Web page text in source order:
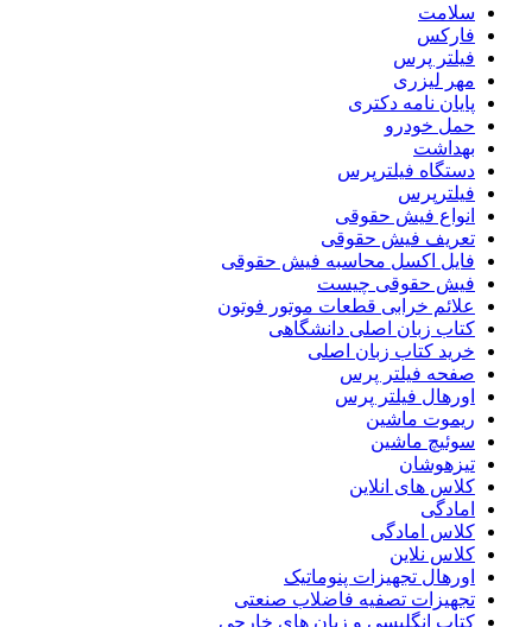
سلامت
فارکس
فیلتر پرس
مهر لیزری
پایان نامه دکتری
حمل خودرو
بهداشت
دستگاه فیلترپرس
فیلترپرس
انواع فیش حقوقی
تعریف فیش حقوقی
فایل اکسل محاسبه فیش حقوقی
فیش حقوقی چیست
علائم خرابی قطعات موتور فوتون
کتاب زبان اصلی دانشگاهی
خرید کتاب زبان اصلی
صفحه فیلتر پرس
اورهال فیلتر پرس
ریموت ماشین
سوئیچ ماشین
تیزهوشان
کلاس های انلاین
امادگی
کلاس امادگی
کلاس نلاین
اورهال تجهیزات پنوماتیک
تجهیزات تصفیه فاضلاب صنعتی
کتاب انگلیسی و زبان های خارجی